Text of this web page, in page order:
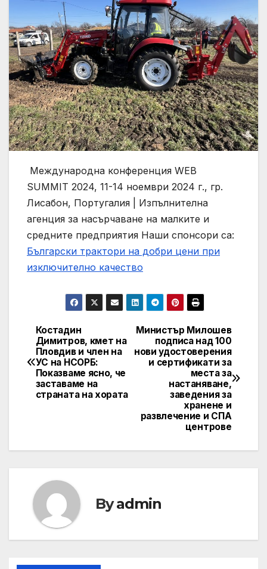
Международна конференция WEB
SUMMIT 2024, 11-14 ноември 2024 г., гр.
Лисабон, Португалия | Изпълнителна
агенция за насърчаване на малките и
средните предприятия Наши спонсори са:
Български трактори на добри цени при
изключително качество
Post
navigation
Министър Милошев
подписа над 100
нови удостоверения
и сертификати за
места за
настаняване,
заведения за
хранене и
развлечение и СПА
центрове
Костадин
Димитров, кмет на
Пловдив и член на
УС на НСОРБ:
Показваме ясно, че
заставаме на
страната на хората
Byadmin